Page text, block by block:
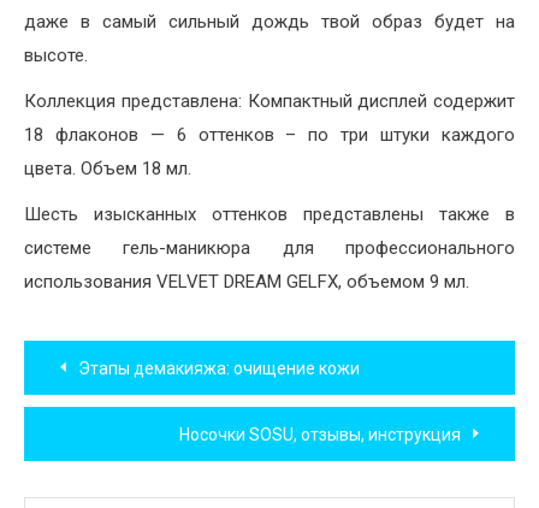
даже в самый сильный дождь твой образ будет на
высоте.
Коллекция представлена: Компактный дисплей содержит
18 флаконов — 6 оттенков – по три штуки каждого
цвета. Объем 18 мл.
Шесть изысканных оттенков представлены также в
системе гель-маникюра для профессионального
использования VELVET DREAM GELFX, объемом 9 мл.
Навигация
по
записям
Этапы демакияжа: очищение кожи
Носочки SOSU, отзывы, инструкция